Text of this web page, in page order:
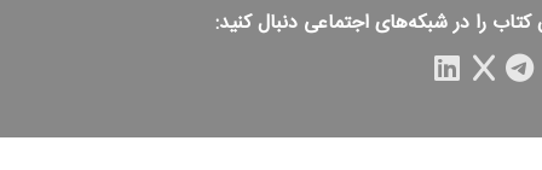
کتاب را در شبکه‌های اجتماعی دنبال کنید: